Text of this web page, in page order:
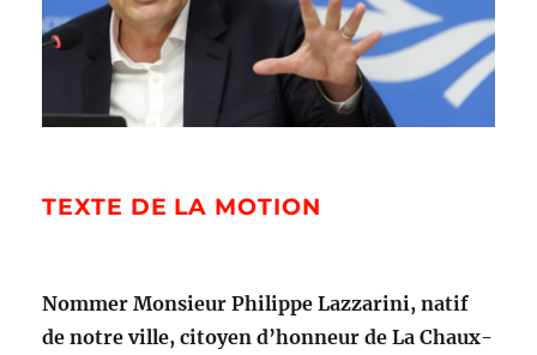
TEXTE DE LA MOTION
Nommer Monsieur Philippe Lazzarini, natif
de notre ville, citoyen d’honneur de La Chaux-